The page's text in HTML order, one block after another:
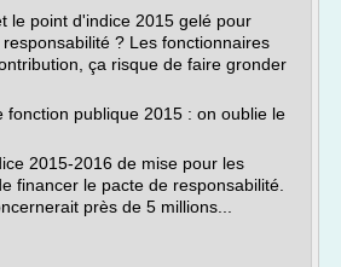
le point d'indice 2015 gelé pour
? Les fonctionnaires
ça risque de faire gronder
fonction publique 2015 : on oublie le
2015-2016 de mise pour les
financer le pacte de responsabilité.
près de 5 millions...